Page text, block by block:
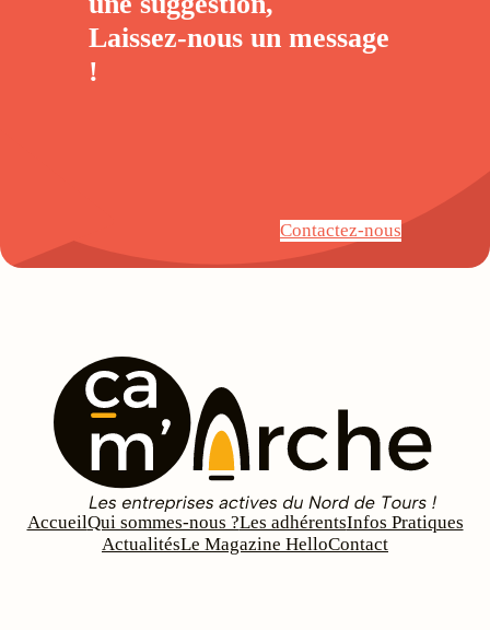
Laissez-nous un message
!
Contactez-nous
AccueilQui sommes-nous ?Les adhérentsInfos Pratiques
ActualitésLe Magazine HelloContact